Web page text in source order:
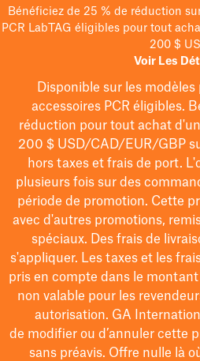
Bénéficiez de 25 % de réduction
PCR LabTAG éligibles pour tout
200 $
Voir Les
Disponible sur les modèles
accessoires PCR éligibles.
réduction pour tout achat
200 $USD/CAD/EUR/GBP
hors taxes et frais de port.
plusieurs fois sur des
période de promotion. Cette
avec d'autres promotions,
spéciaux. Des frais de
s'appliquer. Les taxes et les
pris en compte dans le
non valable pour les
autorisation. GA
de modifierou d’annuler cette
sans préavis. Offre nulle là